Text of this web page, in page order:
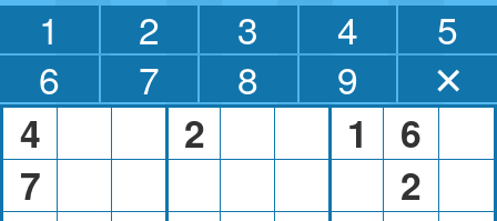
1 2 3 4
5
6
7 8 9 ✕
4 2 1
6
7
2